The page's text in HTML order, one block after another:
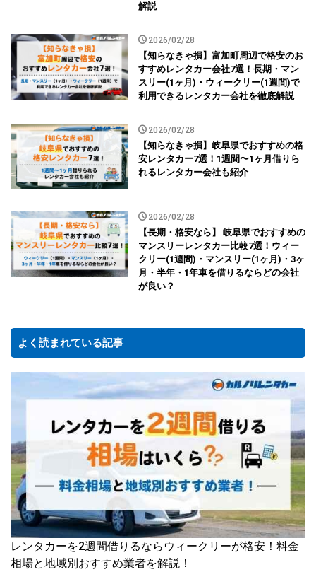
解説
2026/02/28
【知らなきゃ損】富加町周辺で格安のお
すすめレンタカー会社7選！長期・マン
スリー(1ヶ月)・ウィークリー(1週間)で
利用できるレンタカー会社を徹底解説
2026/02/28
【知らなきゃ損】岐阜県でおすすめの格
安レンタカー7選！1週間〜1ヶ月借りら
れるレンタカー会社も紹介
2026/02/28
【長期・格安なら】 岐阜県でおすすめの
マンスリーレンタカー比較7選！ウィー
クリー(1週間)・マンスリー(1ヶ月)・3ヶ
月・半年・1年車を借りるならどの会社
が良い？
よく読まれている記事
レンタカーを2週間借りるならウィークリーが格安！料金
相場と地域別おすすめ業者を解説！